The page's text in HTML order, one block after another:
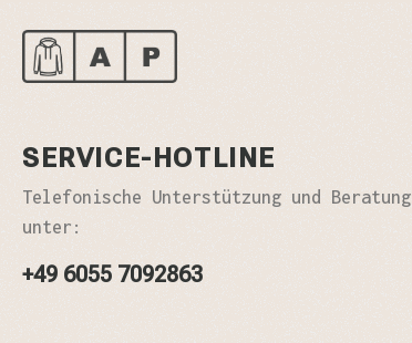
SERVICE-HOTLINE
Telefonische Unterstützung und Beratung
unter:
+49 6055 7092863